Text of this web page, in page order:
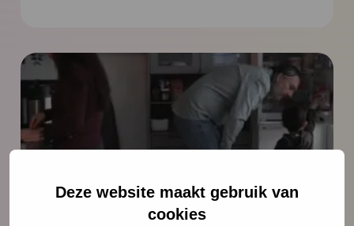
Deze website maakt gebruik van
cookies
6 juli 2026